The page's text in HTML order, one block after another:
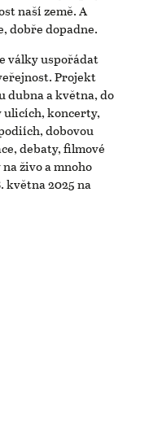
naší země. A
dobře dopadne.
války uspořádat
Projekt
dubna a května, do
ulicích, koncerty,
dobovou
debaty, filmové
živo a mnoho
května 2025 na